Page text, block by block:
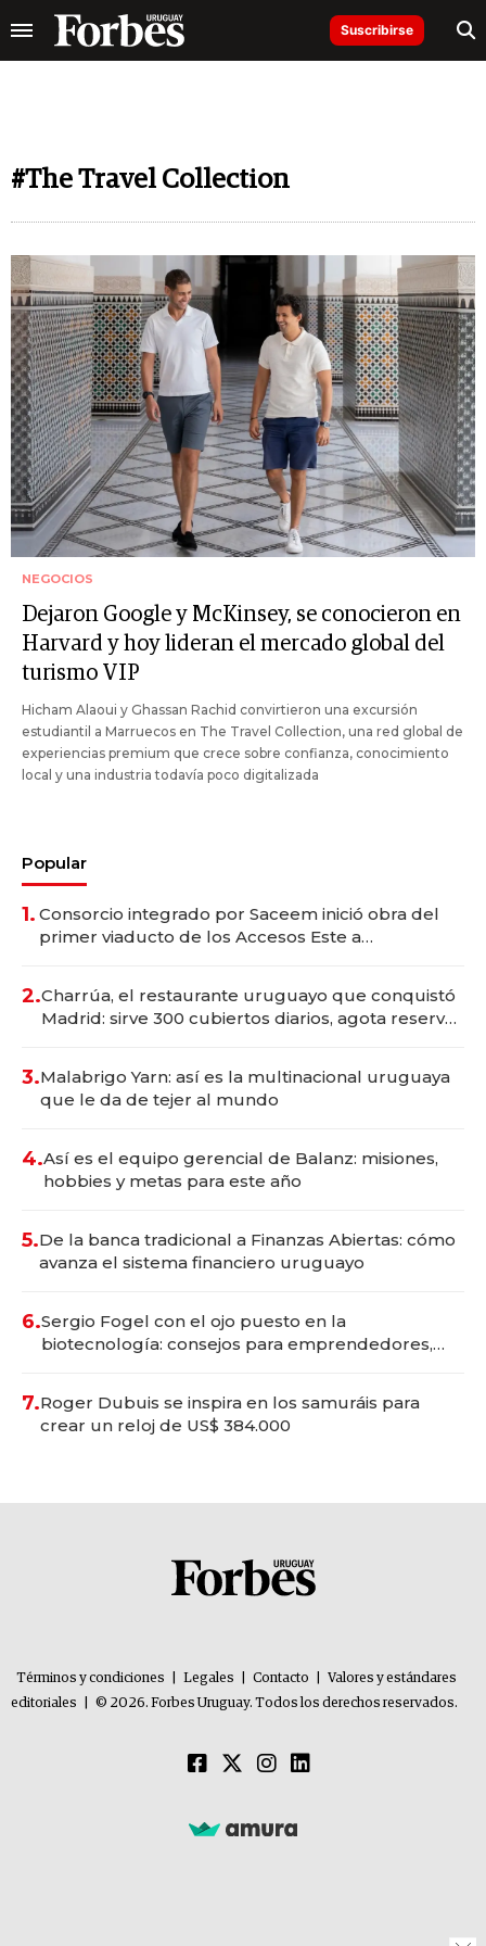
Suscribirse
#The Travel Collection
NEGOCIOS
Dejaron Google y McKinsey, se conocieron en
Harvard y hoy lideran el mercado global del
turismo VIP
Hicham Alaoui y Ghassan Rachid convirtieron una excursión
estudiantil a Marruecos en The Travel Collection, una red global de
experiencias premium que crece sobre confianza, conocimiento
local y una industria todavía poco digitalizada
Popular
1. Consorcio integrado por Saceem inició obra del
primer viaducto de los Accesos Este a
2.Charrúa, el restaurante uruguayo que conquistó
Madrid: sirve 300 cubiertos diarios, agota reservas
3.Malabrigo Yarn: así es la multinacional uruguaya
que le da de tejer al mundo
4.Así es el equipo gerencial de Balanz: misiones,
hobbies y metas para este año
5.De la banca tradicional a Finanzas Abiertas: cómo
avanza el sistema financiero uruguayo
6.Sergio Fogel con el ojo puesto en la
biotecnología: consejos para emprendedores,
7.Roger Dubuis se inspira en los samuráis para
crear un reloj de US$ 384.000
Términos y condiciones Legales Contacto
Valores y estándares
editoriales
© 2026. Forbes Uruguay. Todos los derechos reservados.